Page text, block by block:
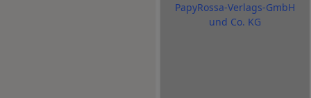
PapyRossa-Verlags-GmbH
und Co. KG